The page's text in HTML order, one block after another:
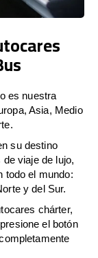
es nuestra
Asia, Medio
su destino
viaje de lujo,
todo el mundo:
y del Sur.
chárter,
el botón